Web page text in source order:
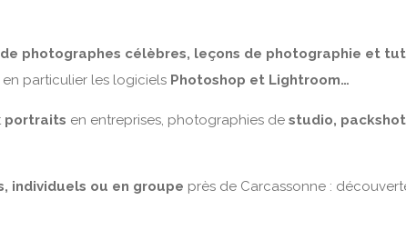
photographes célèbres, leçons de photographie et
particulier les logiciels Photoshop et Lightroom…
portraits en entreprises, photographies de studio,
individuels ou en groupe près de Carcassonne :